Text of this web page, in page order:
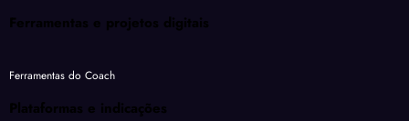
Ferramentas e projetos digitais
Ferramentas do Coach
Plataformas e indicações